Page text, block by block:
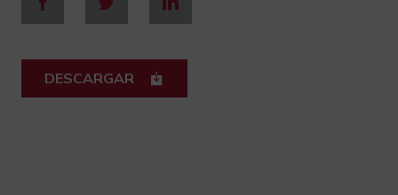
DESCARGAR